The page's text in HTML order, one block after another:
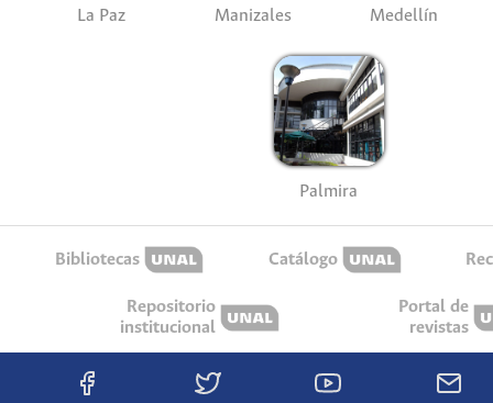
La Paz Manizales Medellín
Palmira
Bibliotecas Catálogo
Repositorio
institucional
Portal de
revistas